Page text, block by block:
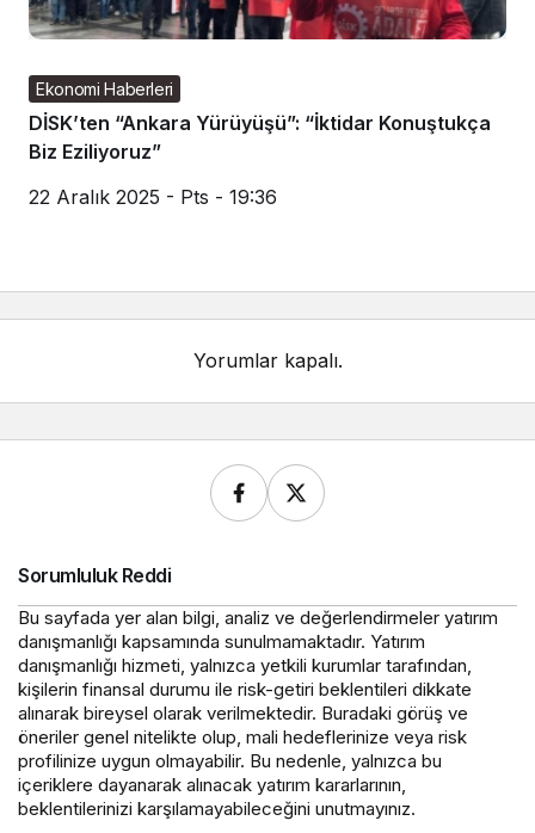
Ekonomi Haberleri
DİSK’ten “Ankara Yürüyüşü”: “İktidar Konuştukça
Biz Eziliyoruz”
22 Aralık 2025 - Pts - 19:36
Yorumlar kapalı.
Sorumluluk Reddi
Bu sayfada yer alan bilgi, analiz ve değerlendirmeler yatırım
danışmanlığı kapsamında sunulmamaktadır. Yatırım
danışmanlığı hizmeti, yalnızca yetkili kurumlar tarafından,
kişilerin finansal durumu ile risk-getiri beklentileri dikkate
alınarak bireysel olarak verilmektedir. Buradaki görüş ve
öneriler genel nitelikte olup, mali hedeflerinize veya risk
profilinize uygun olmayabilir. Bu nedenle, yalnızca bu
içeriklere dayanarak alınacak yatırım kararlarının,
beklentilerinizi karşılamayabileceğini unutmayınız.